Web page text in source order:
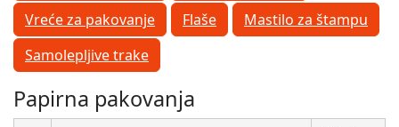
Vreće za pakovanje
Flaše
Mastilo za štampu
Samolepljive trake
Papirna pakovanja